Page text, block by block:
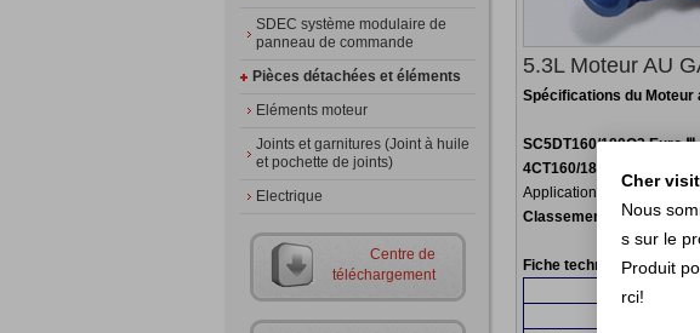
SDEC système modulaire de
panneau de commande
Pièces détachées et éléments
Eléments moteur
Joints et garnitures (Joint à huile
et pochette de joints)
Electrique
Centre de
téléchargement
5.3L Moteur AU
Spécifications du Moteur
SC5DT160/180Q3 Euro Ⅲ
4CT160/180 Euro Ⅱ
Applications convenables
Classement en chevaux-
Fiche technique du
Cher
Nous
s sur le
Produit
rci!